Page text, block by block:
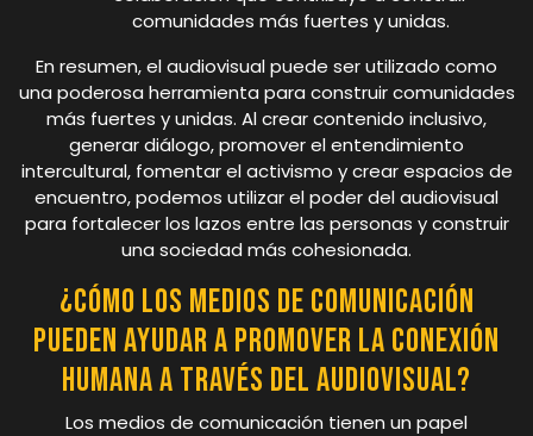
comunidades más fuertes y unidas.
En resumen, el audiovisual puede ser utilizado como
una poderosa herramienta para construir comunidades
más fuertes y unidas. Al crear contenido inclusivo,
generar diálogo, promover el entendimiento
intercultural, fomentar el activismo y crear espacios de
encuentro, podemos utilizar el poder del audiovisual
para fortalecer los lazos entre las personas y construir
una sociedad más cohesionada.
¿Cómo los medios de comunicación
pueden ayudar a promover la conexión
humana a través del audiovisual?
Los medios de comunicación tienen un papel